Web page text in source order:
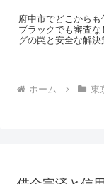
府中市でどこからも
ブラックでも審査
グの罠と安全な解決
ホーム 東